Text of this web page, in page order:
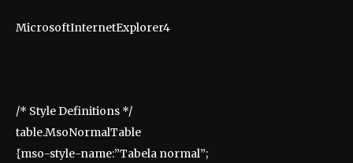
MicrosoftInternetExplorer4
/* Style Definitions */
table.MsoNormalTable
{mso-style-name:”Tabela normal”;